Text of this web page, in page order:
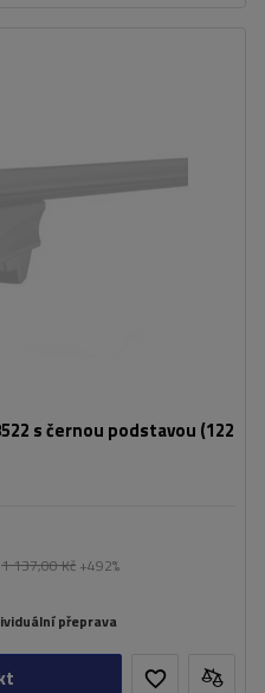
s černou podstavou (122
1 137,00 Kč +492%
přeprava